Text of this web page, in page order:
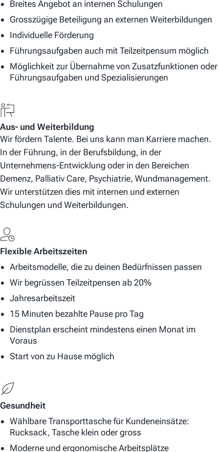
Breites Angebot an internen Schulungen
Grosszügige Beteiligung an externen Weiterbildungen
Individuelle Förderung
Führungsaufgaben auch mit Teilzeitpensum möglich
Möglichkeit zur Übernahme von Zusatzfunktionen oder
Führungsaufgaben und Spezialisierungen
Aus- und Weiterbildung
Wir fördern Talente. Bei uns kann man Karriere machen.
In der Führung, in der Berufsbildung, in der
Unternehmens-Entwicklung oder in den Bereichen
Demenz, Palliativ Care, Psychiatrie, Wundmanagement.
Wir unterstützen dies mit internen und externen
Schulungen und Weiterbildungen.
Flexible Arbeitszeiten
Arbeitsmodelle, die zu deinen Bedürfnissen passen
Wir begrüssen Teilzeitpensen ab 20%
Jahresarbeitszeit
15 Minuten bezahlte Pause pro Tag
Dienstplan erscheint mindestens einen Monat im
Voraus
Start von zu Hause möglich
Gesundheit
Wählbare Transporttasche für Kundeneinsätze:
Rucksack, Tasche klein oder gross
Moderne und ergonomische Arbeitsplätze